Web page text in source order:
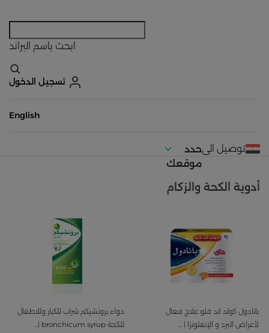
ابحث باسم البراند
تسجيل الدخول
English
توصيل الىحدد
موقعك
أدوية الكحة والزكام
بانادول كولد اند فلو علاج فعال
لأعراض البرد و الإنفلونزا | ...
دواء برونشيكم شراب للكبار وللاطفال
للكحة bronchicum syrup |...